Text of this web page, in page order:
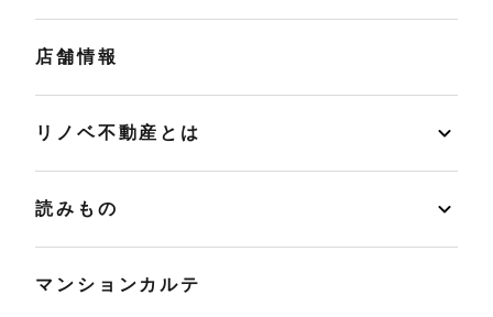
店舗情報
リノベ不動産とは
読みもの
マンションカルテ